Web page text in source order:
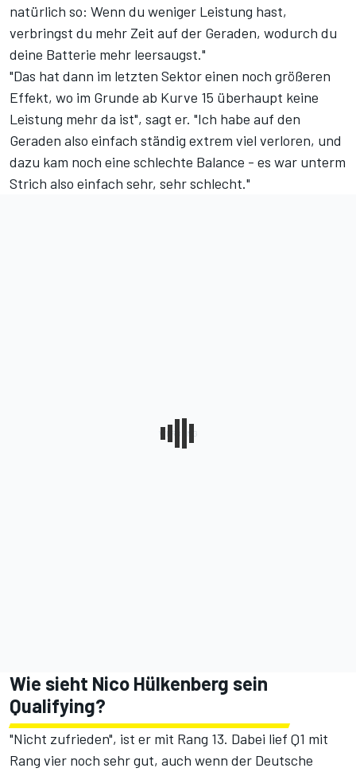
natürlich so: Wenn du weniger Leistung hast,
verbringst du mehr Zeit auf der Geraden, wodurch du
deine Batterie mehr leersaugst."
"Das hat dann im letzten Sektor einen noch größeren
Effekt, wo im Grunde ab Kurve 15 überhaupt keine
Leistung mehr da ist", sagt er. "Ich habe auf den
Geraden also einfach ständig extrem viel verloren, und
dazu kam noch eine schlechte Balance - es war unterm
Strich also einfach sehr, sehr schlecht."
Wie sieht Nico Hülkenberg sein
Qualifying?
"Nicht zufrieden", ist er mit Rang 13. Dabei lief Q1 mit
Rang vier noch sehr gut, auch wenn der Deutsche